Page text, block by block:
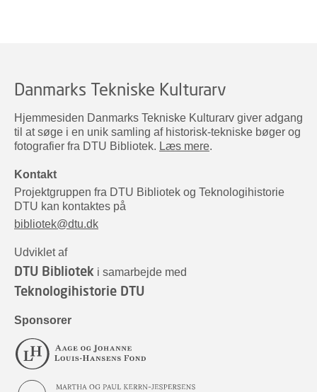
Danmarks Tekniske Kulturarv
Hjemmesiden Danmarks Tekniske Kulturarv giver adgang
til at søge i en unik samling af historisk-tekniske bøger og
fotografier fra DTU Bibliotek. Læs mere.
Kontakt
Projektgruppen fra DTU Bibliotek og Teknologihistorie
DTU kan kontaktes på
bibliotek@dtu.dk
Udviklet af
DTU Bibliotek i samarbejde med
Teknologihistorie DTU
Sponsorer